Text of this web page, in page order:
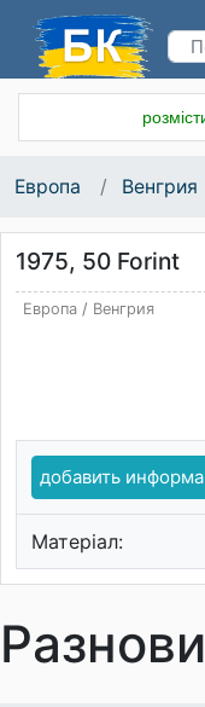
Европа Венгрия
1975, 50 Forint
Европа/ Венгрия
добавить
Матеріал: